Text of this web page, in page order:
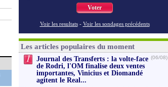
Voter
Voir les resultats - Voir les sondages précédents
Les articles populaires du moment
1
Journal des Transferts : la volte-face
de Rodri, l'OM finalise deux ventes
importantes, Vinicius et Diomandé
agitent le Real...
(06/08)